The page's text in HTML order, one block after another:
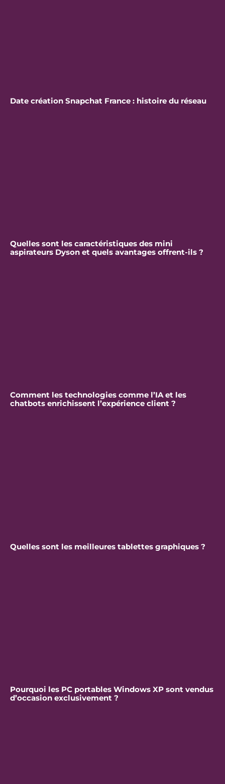
Date création Snapchat France : histoire du réseau
Quelles sont les caractéristiques des mini
aspirateurs Dyson et quels avantages offrent-ils ?
Comment les technologies comme l’IA et les
chatbots enrichissent l’expérience client ?
Quelles sont les meilleures tablettes graphiques ?
Pourquoi les PC portables Windows XP sont vendus
d’occasion exclusivement ?